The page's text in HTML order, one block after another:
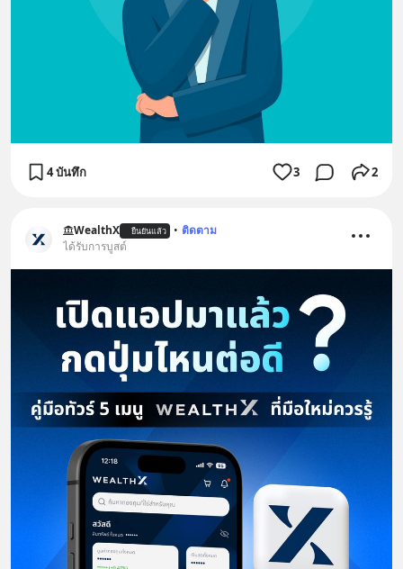
4 บันทึก 3 2
WealthX ยืนยันแล้ว • ติดตาม
ได้รับการบูสต์